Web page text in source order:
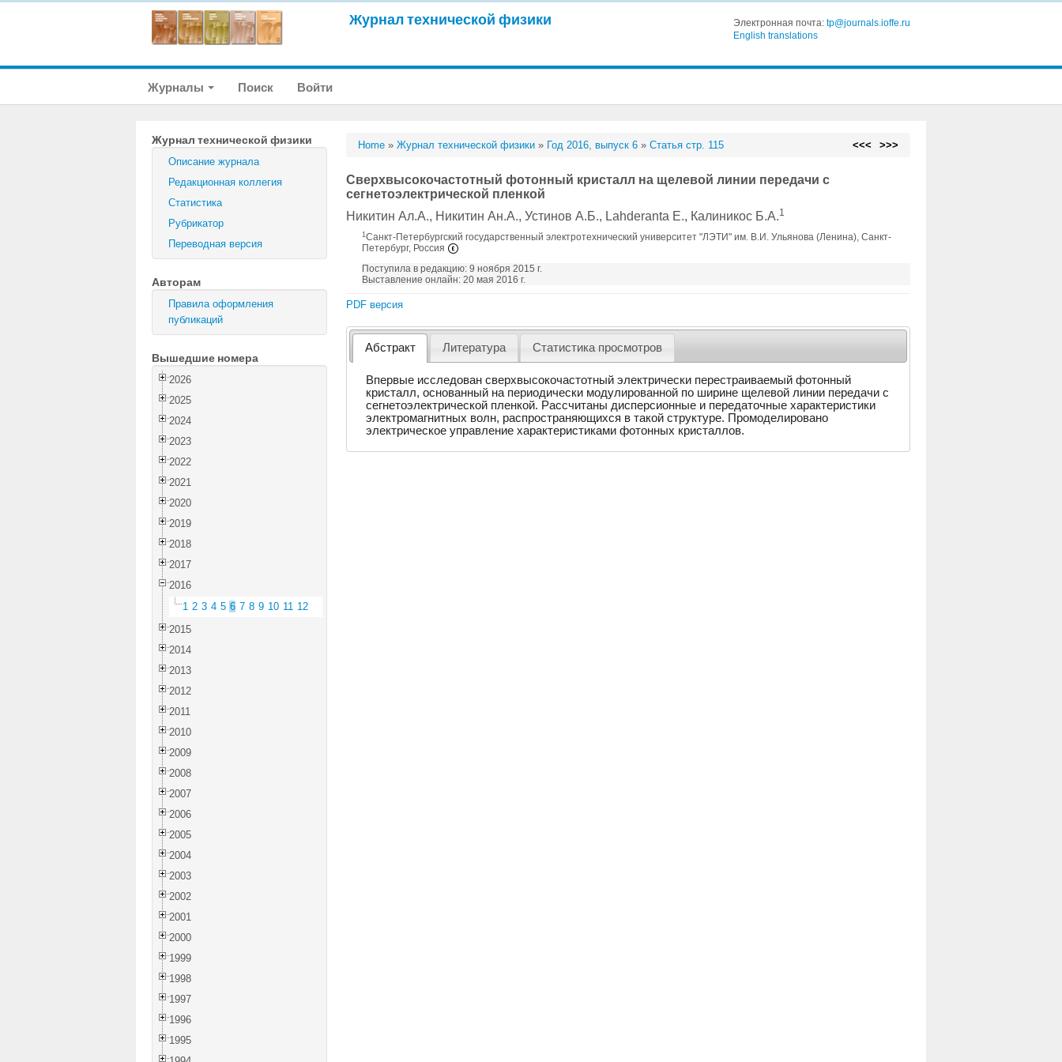
Журнал технической физики Электронная почта: tp@journals.ioffe.ru
English translations
Журналы Поиск Войти
Журнал технической физики
Описание журнала
Редакционная коллегия
Статистика
Рубрикатор
Переводная версия
Авторам
Правила оформления
публикаций
Вышедшие номера
2026
2025
2024
2023
2022
2021
2020
2019
2018
2017
2016
1 2 3 4 5 6 7 8 9 10 11 12
2015
2014
2013
2012
2011
2010
2009
2008
2007
2006
2005
2004
2003
2002
2001
2000
1999
1998
1997
1996
1995
Home »Журнал технической физики » Год 2016, выпуск 6 »Статья стр. 115 <<< >>>
Сверхвысокочастотный фотонный кристалл на щелевой линии передачи с
сегнетоэлектрической пленкой
Никитин Ал.А., Никитин Ан.А., Устинов А.Б., Lahderanta E., Калиникос Б.А.1
1Санкт-Петербургский государственный электротехнический университет "ЛЭТИ" им. В.И. Ульянова (Ленина), Санкт-
Петербург, Россия
Поступила в редакцию: 9 ноября 2015 г.
Выставление онлайн: 20 мая 2016 г.
PDF версия
Абстракт Литература Статистика просмотров
Впервые исследован сверхвысокочастотный электрически перестраиваемый фотонный
кристалл, основанный на периодически модулированной по ширине щелевой линии передачи с
сегнетоэлектрической пленкой. Рассчитаны дисперсионные и передаточные характеристики
электромагнитных волн, распространяющихся в такой структуре. Промоделировано
электрическое управление характеристиками фотонных кристаллов.